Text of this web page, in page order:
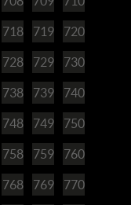
718 719 720
728 729 730
738 739 740
748 749 750
758 759 760
768 769 770